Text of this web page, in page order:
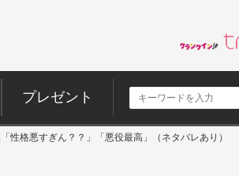
プレゼント
性格悪すぎん？？」「悪役最高」（ネタバレあり）